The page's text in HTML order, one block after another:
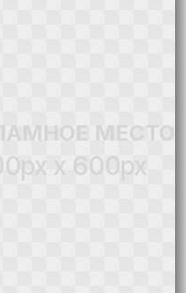
МЕСТО
x 600px